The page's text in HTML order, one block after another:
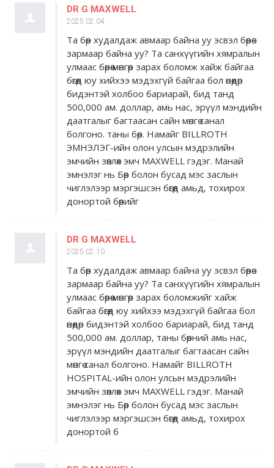
DR G MAXWELL
2025.02.04
Та бөөр худалдаж авмаар байна уу эсвэл бөөрөө
зармаар байна уу? Та санхүүгийн хямралын
улмаас бөөрөө мөнгөөр ​​зарах боломж хайж байгаа
бөгөөд юу хийхээ мэдэхгүй байгаа бол өнөөдөр
бидэнтэй холбоо бариарай, бид танд
500,000 ам. доллар, амь нас, эрүүл мэндийн
даатгалыг багтаасан сайн мөнгө санал
болгоно. таны бөөр. Намайг BILLROTH
ЭМНЭЛЭГ-ийн олон улсын мэдрэлийн
эмчийн зөвлөх эмч MAXWELL гэдэг. Манай
эмнэлэг нь Бөөр болон бусад мэс заслын
чиглэлээр мэргэшсэн бөгөөд амьд, тохирох
донортой бөөрийг
DR G MAXWELL
2025.02.10
Та бөөр худалдаж авмаар байна уу эсвэл бөөрөө
зармаар байна уу? Та санхүүгийн хямралын
улмаас бөөрөө мөнгөөр ​​зарах боломжийг хайж
байгаа бөгөөд юу хийхээ мэдэхгүй байгаа бол
өнөөдөр бидэнтэй холбоо бариарай, бид танд
500,000 ам. доллар, таны бөөрний амь нас,
эрүүл мэндийн даатгалыг багтаасан сайн
мөнгө санал болгоно. Намайг BILLROTH
HOSPITAL-ийн олон улсын мэдрэлийн
эмчийн зөвлөх эмч MAXWELL гэдэг. Манай
эмнэлэг нь Бөөр болон бусад мэс заслын
чиглэлээр мэргэшсэн бөгөөд амьд, тохирох
донортой б